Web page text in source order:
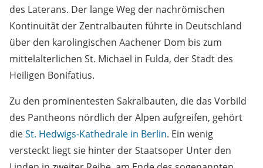
des Laterans. Der lange Weg der nachrömischen
Kontinuität der Zentralbauten führte in Deutschland
über den karolingischen Aachener Dom bis zum
mittelalterlichen St. Michael in Fulda, der Stadt des
Heiligen Bonifatius.
Zu den prominentesten Sakralbauten, die das Vorbild
des Pantheons nördlich der Alpen aufgreifen, gehört
dieSt. Hedwigs-Kathedrale in Berlin. Ein wenig
versteckt liegt sie hinter der Staatsoper Unter den